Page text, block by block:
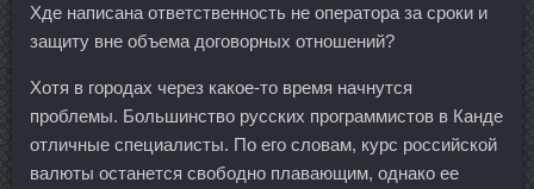
Хде написана ответственность не оператора за сроки и
защиту вне объема договорных отношений?
Хотя в городах через какое-то время начнутся
проблемы. Большинство русских программистов в Канде
отличные специалисты. По его словам, курс российской
валюты останется свободно плавающим, однако ее